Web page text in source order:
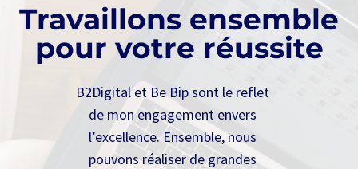
Travaillons ensemble
pour votre réussite
B2Digital et Be Bip sont le reflet
de mon engagement envers
l’excellence. Ensemble, nous
pouvons réaliser de grandes